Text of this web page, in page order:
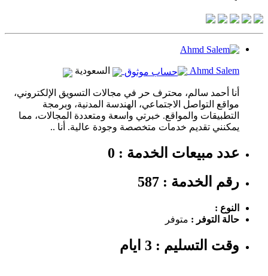
Ahmd Salem السعودية
أنا أحمد سالم، محترف حر في مجالات التسويق الإلكتروني،
مواقع التواصل الاجتماعي، الهندسة المدنية، وبرمجة
التطبيقات والمواقع. خبرتي واسعة ومتعددة المجالات، مما
يمكنني تقديم خدمات متخصصة وجودة عالية. أنا ..
عدد مبيعات الخدمة : 0
رقم الخدمة : 587
النوع :
حالة التوفر : متوفر
وقت التسليم : 3 ايام